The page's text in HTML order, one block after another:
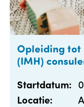
Opleiding
(IMH)
Startdatum:
Locatie: